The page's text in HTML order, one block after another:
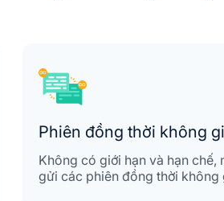
Phiên đồng thời không
Không có giới hạn và hạn chế,
gửi các phiên đồng thời không